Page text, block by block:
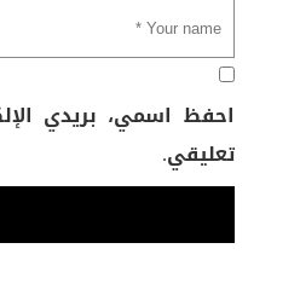
احفظ اسمي، بريدي
تعليقي.